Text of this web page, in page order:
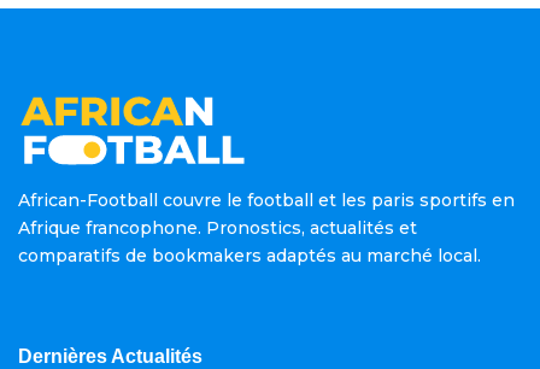
African-Football couvre le football et les paris sportifs en
Afrique francophone. Pronostics, actualités et
comparatifs de bookmakers adaptés au marché local.
Dernières Actualités